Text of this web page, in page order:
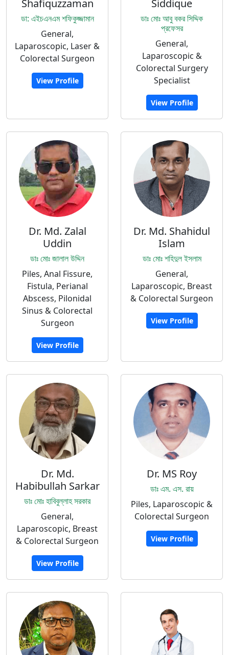
Shafiquzzaman
ডা: এইচএনএম শফিকুজ্জামান
General,
Laparoscopic, Laser &
Colorectal Surgeon
View Profile
Siddique
ডাঃ মোঃ আবু বকর সিদ্দিক
প্রফেসর
General,
Laparoscopic &
Colorectal Surgery
Specialist
View Profile
Dr. Md. Zalal
Uddin
ডাঃ মোঃ জালাল উদ্দিন
Piles, Anal Fissure,
Fistula, Perianal
Abscess, Pilonidal
Sinus & Colorectal
Surgeon
View Profile
Dr. Md. Shahidul
Islam
ডাঃ মোঃ শহিদুল ইসলাম
General,
Laparoscopic, Breast
& Colorectal Surgeon
View Profile
Dr. Md.
Habibullah Sarkar
ডাঃ মোঃ হাবিবুল্লাহ সরকার
General,
Laparoscopic, Breast
& Colorectal Surgeon
View Profile
Dr. MS Roy
ডাঃ এম. এস. রায়
Piles, Laparoscopic &
Colorectal Surgeon
View Profile